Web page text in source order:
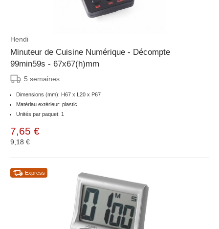
Hendi
Minuteur de Cuisine Numérique - Décompte
99min59s - 67x67(h)mm
5 semaines
Dimensions (mm): H67 x L20 x P67
Matériau extérieur: plastic
Unités par paquet: 1
7,65 €
9,18 €
Express